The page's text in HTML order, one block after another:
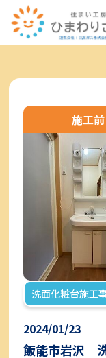
施工前
洗面化粧台施工
2024/01/23
飯能市岩沢